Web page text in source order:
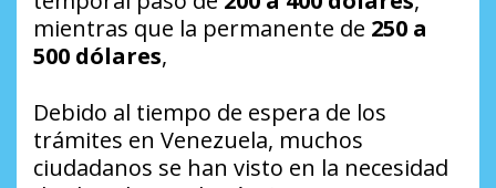
mientras que la permanente de 250 a
500 dólares,
Debido al tiempo de espera de los
trámites en Venezuela, muchos
ciudadanos se han visto en la necesidad